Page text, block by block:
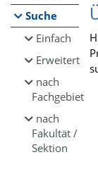
Suche
Einfach
Erweitert
nach
Fachgebiet
nach
Fakultät /
Sektion